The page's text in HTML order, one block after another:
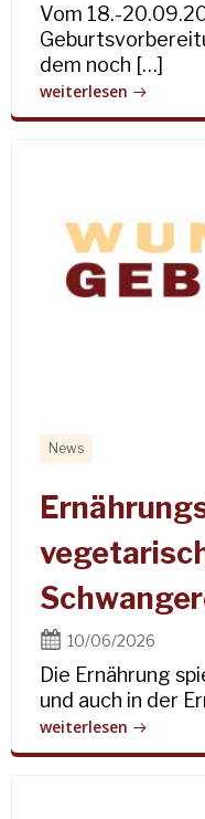
Vom 18.-
dem noch […]
weiterlesen
News
10/06/2026
Die Ernährung
und auch in der
weiterlesen